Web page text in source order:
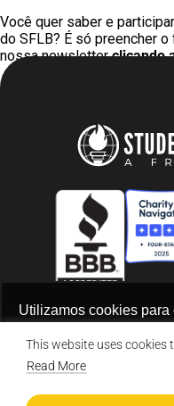
NÃO PERCA
Assine a nossa
This website uses cookies
Read More
Utilizamos cookies para
como você interage em
personalizar conteúdo.
Você quer saber e
do SFLB? É só preencher
nossa newsletterclicando
© 2026 Students
Privacy Policy